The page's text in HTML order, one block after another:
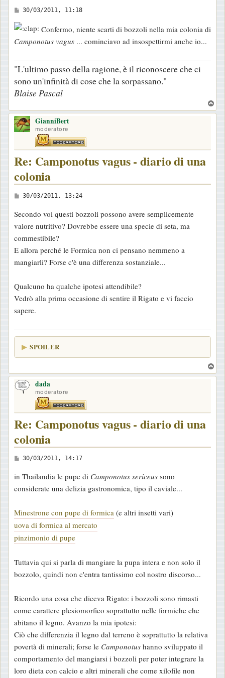
M
e
s
s
g
g
i
30/03/2011, 11:18
Confermo, niente scarti di bozzoli nella mia colonia di
Camponotus vagus ... cominciavo ad insospettirmi anche io...
"L'ultimo passo della ragione, è il riconoscere che ci
sono un'infinità di cose che la sorpassano."
Blaise Pascal
o
GianniBert
moderatore
Re: Camponotus vagus - diario di una
colonia
M
s
s
a
g
g
o
30/03/2011, 13:24
Secondo voi questi bozzoli possono avere semplicemente
valore nutritivo? Dovrebbe essere una specie di seta, ma
commestibile?
E allora perché le Formica non ci pensano nemmeno a
mangiarli? Forse c'è una differenza sostanziale...
Qualcuno ha qualche ipotesi attendibile?
Vedrò alla prima occasione di sentire il Rigato e vi faccio
sapere.
SPOILER
o
dada
moderatore
Re: Camponotus vagus - diario di una
colonia
M
s
g
g
i
30/03/2011, 14:17
in Thailandia le pupe di Camponotus sericeus sono
considerate una delizia gastronomica, tipo il caviale...
Minestrone con pupe di formica (e altri insetti vari)
uova di formica al mercato
pinzimonio di pupe
Tuttavia qui si parla di mangiare la pupa intera e non solo il
bozzolo, quindi non c'entra tantissimo col nostro discorso...
Ricordo una cosa che diceva Rigato: i bozzoli sono rimasti
come carattere plesiomorfico soprattutto nelle formiche che
abitano il legno. Avanzo la mia ipotesi:
Ciò che differenzia il legno dal terreno è soprattutto la relativa
povertà di minerali; forse le Camponotus hanno sviluppato il
comportamento del mangiarsi i bozzoli per poter integrare la
loro dieta con calcio e altri minerali che come xilofile non